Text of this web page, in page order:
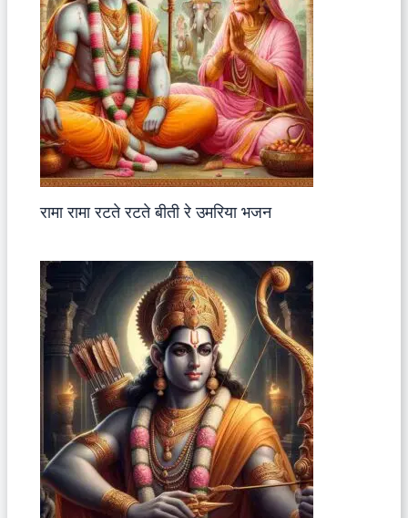
रामा रामा रटते रटते बीती रे उमरिया भजन